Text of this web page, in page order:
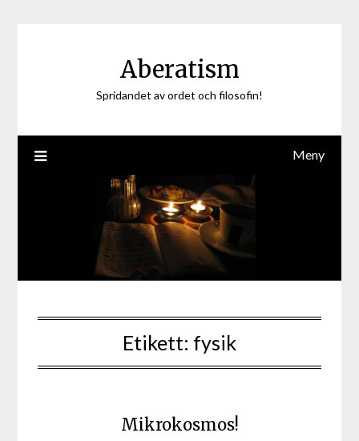
Aberatism
Spridandet av ordet och filosofin!
Meny
Etikett: fysik
Mikrokosmos!